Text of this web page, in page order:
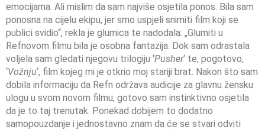
emocijama. Ali mislim da sam najviše osjetila ponos. Bila sam
ponosna na cijelu ekipu, jer smo uspjeli snimiti film koji se
publici svidio“, rekla je glumica te nadodala: „Glumiti u
Refnovom filmu bila je osobna fantazija. Dok sam odrastala
voljela sam gledati njegovu trilogiju ‘Pusher‘ te, pogotovo,
‘Vožnju‘, film kojeg mi je otkrio moj stariji brat. Nakon što sam
dobila informaciju da Refn održava audicije za glavnu žensku
ulogu u svom novom filmu, gotovo sam instinktivno osjetila
da je to taj trenutak. Ponekad dobijem to dodatno
samopouzdanje i jednostavno znam da će se stvari odviti